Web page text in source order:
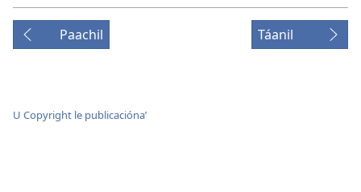
Paachil Táanil
U Copyright le publicaciónaʼ